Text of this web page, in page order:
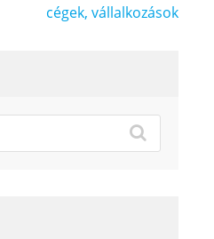
cégek, vállalkozások